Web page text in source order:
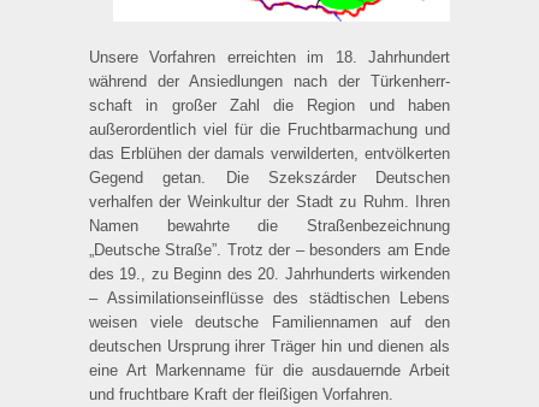
Unsere Vorfahren erreichten im 18. Jahrhundert
während der Ansiedlungen nach der Türken­herr­
schaft in großer Zahl die Region und haben
außerordentlich viel für die Fruchtbarmachung und
das Erblühen der damals verwilderten, entvölkerten
Gegend getan. Die Szekszárder Deutschen
verhalfen der Weinkultur der Stadt zu Ruhm. Ihren
Namen bewahrte die Straßen­bezeichnung
„Deutsche Straße”. Trotz der – besonders am Ende
des 19., zu Beginn des 20. Jahr­hunderts wirkenden
– Assimilationseinflüsse des städtischen Lebens
weisen viele deutsche Familiennamen auf den
deutschen Ursprung ihrer Träger hin und dienen als
eine Art Markenname für die ausdauernde Arbeit
und fruchtbare Kraft der fleißigen Vorfahren.